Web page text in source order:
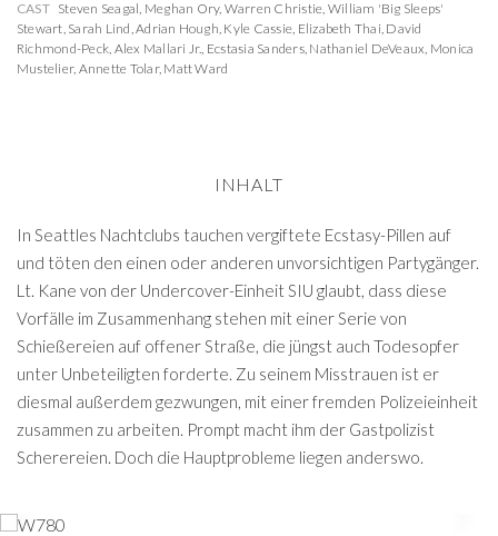
CAST Steven Seagal, Meghan Ory, Warren Christie, William 'Big Sleeps'
Stewart, Sarah Lind,Adrian Hough, Kyle Cassie, Elizabeth Thai, David
Richmond-Peck, Alex Mallari Jr., Ecstasia Sanders, Nathaniel DeVeaux, Monica
Mustelier, Annette Tolar, Matt Ward
INHALT
In Seattles Nachtclubs tauchen vergiftete Ecstasy-Pillen auf
und töten den einen oder anderen unvorsichtigen Partygänger.
Lt. Kane von der Undercover-Einheit SIU glaubt, dass diese
Vorfälle im Zusammenhang stehen mit einer Serie von
Schießereien auf offener Straße, die jüngst auch Todesopfer
unter Unbeteiligten forderte. Zu seinem Misstrauen ist er
diesmal außerdem gezwungen, mit einer fremden Polizeieinheit
zusammen zu arbeiten. Prompt macht ihm der Gastpolizist
Scherereien. Doch die Hauptprobleme liegen anderswo.